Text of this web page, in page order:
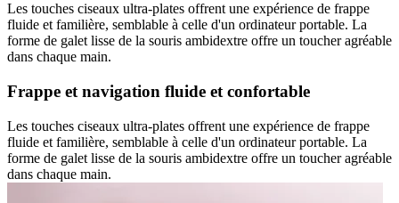
Les touches ciseaux ultra-plates offrent une expérience de frappe
fluide et familière, semblable à celle d'un ordinateur portable. La
forme de galet lisse de la souris ambidextre offre un toucher agréable
dans chaque main.
Frappe et navigation fluide et confortable
Les touches ciseaux ultra-plates offrent une expérience de frappe
fluide et familière, semblable à celle d'un ordinateur portable. La
forme de galet lisse de la souris ambidextre offre un toucher agréable
dans chaque main.